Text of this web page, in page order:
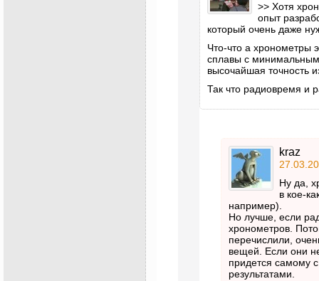
>> Хотя
опыт
который очень даже
Что-что а хронометры
сплавы с
высочайшая точность
Так что радиовремя и
kraz
Ну да,
в кое-
например).
Но лучше, если
хронометров.
перечислили,
вещей. Если они
придется самому
результатами.